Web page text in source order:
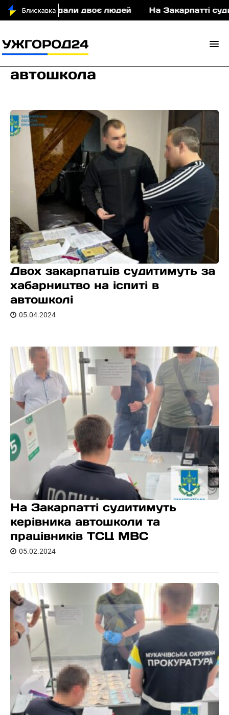
двоє людей На Закарпатті
автошкола
Двох закарпатців судитимуть за
хабарництво на іспиті в
автошколі
05.04.2024
На Закарпатті судитимуть
керівника автошколи та
працівників ТСЦ МВС
05.02.2024